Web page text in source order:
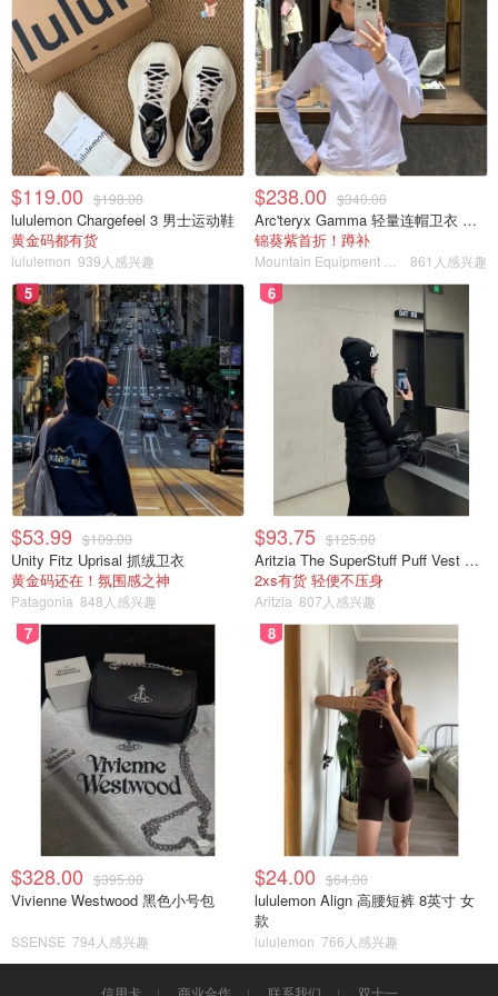
$119.00 $198.00
lululemon Chargefeel 3 男士运动鞋
黄金码都有货
lululemon 939人感兴趣
$238.00 $340.00
Arc'teryx Gamma 轻量连帽卫衣 女款
锦葵紫首折！蹲补
861人感兴趣
5
$53.99 $109.00
Unity Fitz Uprisal 抓绒卫衣
黄金码还在！氛围感之神
Patagonia 848人感兴趣
6
$93.75 $125.00
Aritzia The SuperStuff Puff Vest 轻盈亮面马甲
2xs有货 轻便不压身
Aritzia 807人感兴趣
7
$328.00 $395.00
Vivienne Westwood 黑色小号包
SSENSE 794人感兴趣
8
$24.00 $64.00
lululemon Align 高腰短裤 8英寸 女
款
lululemon 766人感兴趣